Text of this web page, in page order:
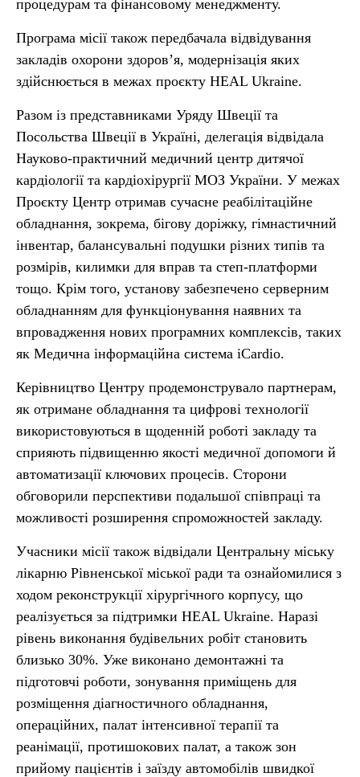
процедурам та фінансовому менеджменту.
Програма місії також передбачала відвідування
закладів охорони здоров’я, модернізація яких
здійснюється в межах проєкту HEAL Ukraine.
Разом із представниками Уряду Швеції та
Посольства Швеції в Україні, делегація відвідала
Науково-практичний медичний центр дитячої
кардіології та кардіохірургії МОЗ України. У межах
Проєкту Центр отримав сучасне реабілітаційне
обладнання, зокрема, бігову доріжку, гімнастичний
інвентар, балансувальні подушки різних типів та
розмірів, килимки для вправ та степ-платформи
тощо. Крім того, установу забезпечено серверним
обладнанням для функціонування наявних та
впровадження нових програмних комплексів, таких
як Медична інформаційна система iCardio.
Керівництво Центру продемонструвало партнерам,
як отримане обладнання та цифрові технології
використовуються в щоденній роботі закладу та
сприяють підвищенню якості медичної допомоги й
автоматизації ключових процесів. Сторони
обговорили перспективи подальшої співпраці та
можливості розширення спроможностей закладу.
Учасники місії також відвідали Центральну міську
лікарню Рівненської міської ради та ознайомилися з
ходом реконструкції хірургічного корпусу, що
реалізується за підтримки HEAL Ukraine. Наразі
рівень виконання будівельних робіт становить
близько 30%. Уже виконано демонтажні та
підготовчі роботи, зонування приміщень для
розміщення діагностичного обладнання,
операційних, палат інтенсивної терапії та
реанімації, протишокових палат, а також зон
прийому пацієнтів і заїзду автомобілів швидкої